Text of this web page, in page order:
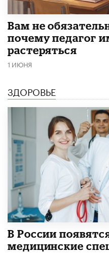
​Вам не
почему педагог
растеряться
1 ИЮНЯ
ЗДОРОВЬЕ
В России
медицинские